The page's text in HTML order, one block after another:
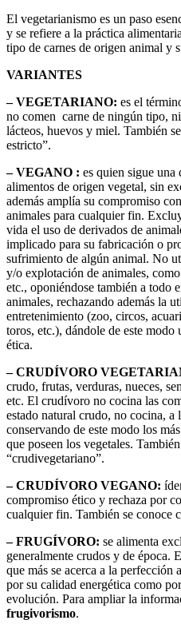
El vegetarianismo es un paso
y se refiere a la práctica
tipo de carnes de origen animal y
VARIANTES
– VEGETARIANO: es el
no comen carne de ningún tipo,
lácteos, huevos y miel. También
estricto”.
– VEGANO : es quien sigue una
alimentos de origen vegetal, sin
además amplía su compromiso
animales para cualquier fin.
vida el uso de derivados de
implicado para su fabricación o
sufrimiento de algún animal. No
y/o explotación de animales,
etc., oponiéndose también a todo
animales, rechazando además la
entretenimiento (zoo, circos,
toros, etc.), dándole de este modo
ética.
– CRUDÍVORO
crudo, frutas, verduras, nueces,
etc. El crudívoro no cocina las
estado natural crudo, no cocina, a
conservando de este modo los
que poseen los vegetales.
“crudivegetariano”.
– CRUDÍVORO VEGANO:
compromiso ético y rechaza por
cualquier fin. También se conoce
– FRUGÍVORO: se alimenta
generalmente crudos y de época.
que más se acerca a la
por su calidad energética como
evolución. Para ampliar la
frugivorismo.